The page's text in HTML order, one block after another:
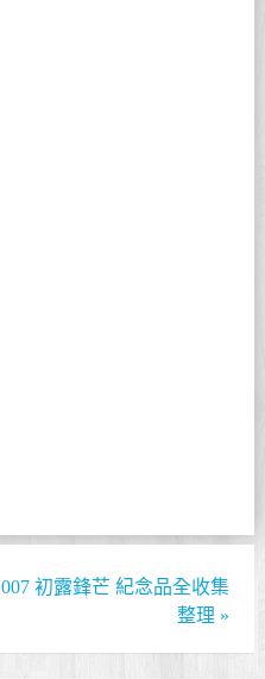
007 初露鋒芒 紀念品全收集
整理 »